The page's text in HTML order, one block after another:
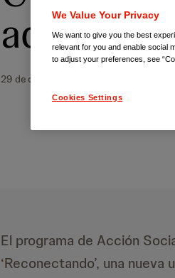
29 de octubre de 2024
El programa de Acción
‘Reconectando’, una
We Value Your Privacy
We want to give you the best
relevant for you and enable social
to adjust your preferences, see
Cookies Settings